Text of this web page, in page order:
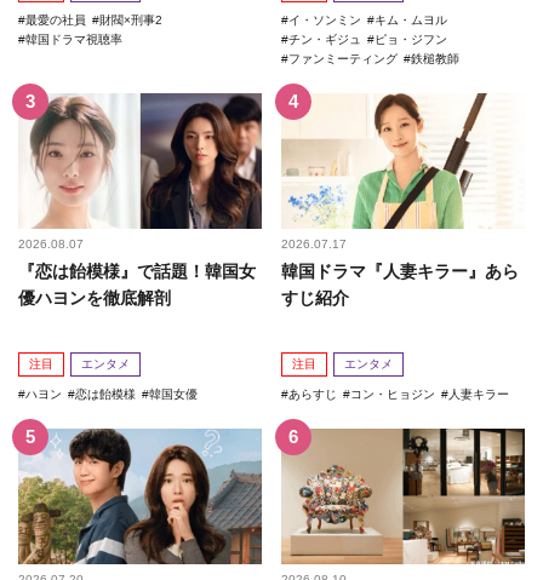
最愛の社員
財閥×刑事2
韓国ドラマ視聴率
イ・ソンミン
キム・ムヨル
チン・ギジュ
ピョ・ジフン
ファンミーティング
鉄槌教師
2026.08.07
『恋は飴模様』で話題！韓国女
優ハヨンを徹底解剖
注目 エンタメ
ハヨン 恋は飴模様 韓国女優
2026.07.17
韓国ドラマ『人妻キラー』あら
すじ紹介
注目 エンタメ
あらすじ コン・ヒョジン 人妻キラー